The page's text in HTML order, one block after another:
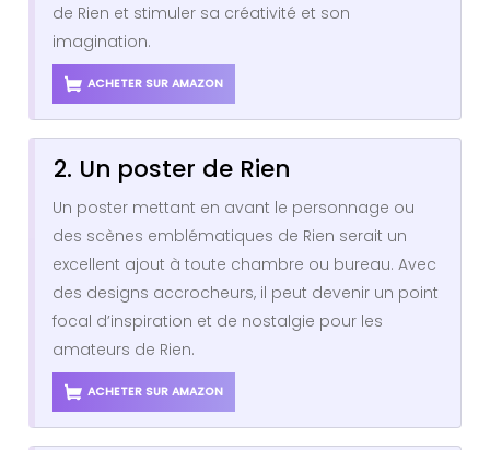
de Rien et stimuler sa créativité et son
imagination.
ACHETER SUR AMAZON
2. Un poster de Rien
Un poster mettant en avant le personnage ou
des scènes emblématiques de Rien serait un
excellent ajout à toute chambre ou bureau. Avec
des designs accrocheurs, il peut devenir un point
focal d’inspiration et de nostalgie pour les
amateurs de Rien.
ACHETER SUR AMAZON